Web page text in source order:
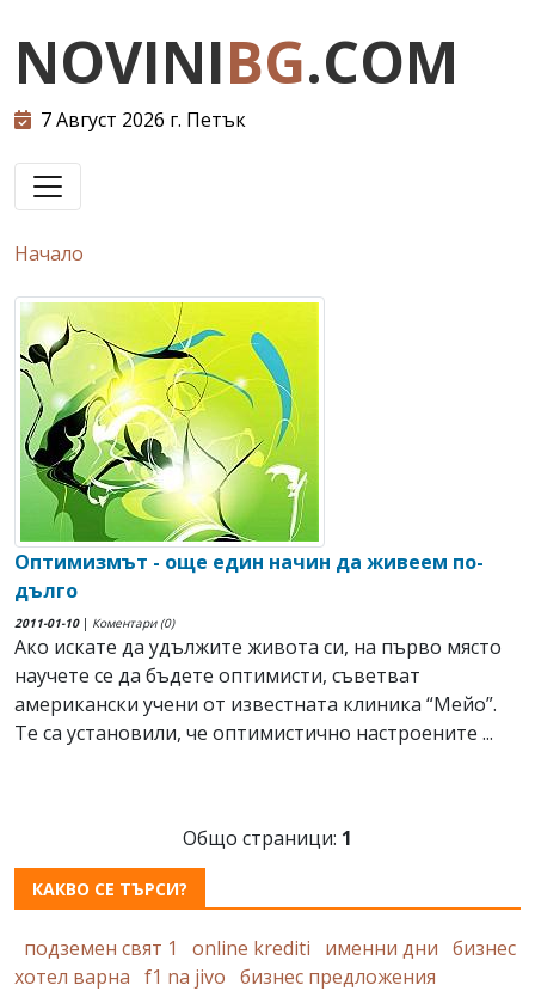
NOVINIBG.COM
7 Август 2026 г. Петък
Начало
Оптимизмът - още един начин да живеем по-
дълго
2011-01-10| Коментари (0)
Ако искате да удължите живота си, на първо място
научете се да бъдете оптимисти, съветват
американски учени от известната клиника “Мейо”.
Те са установили, че оптимистично настроените ...
Общо страници: 1
КАКВО СЕ ТЪРСИ?
подземен свят 1 online krediti именни дни бизнес
хотел варна f1 na jivo бизнес предложения